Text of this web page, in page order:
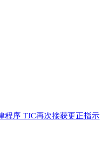
程序 TJC再次接获更正指示